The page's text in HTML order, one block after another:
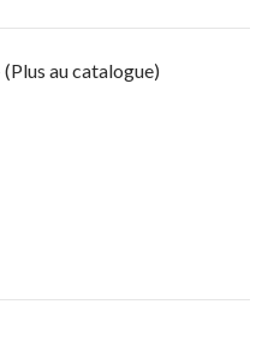
au catalogue)